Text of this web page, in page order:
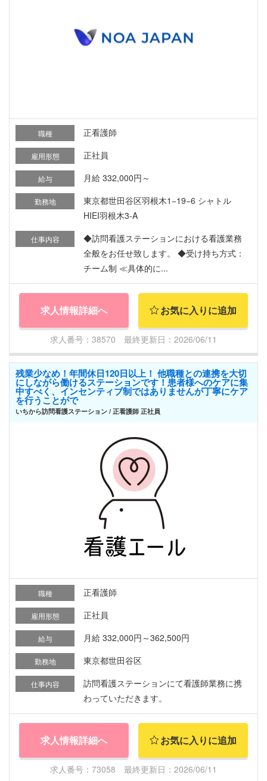
職種 正看護師
雇用形態 正社員
給与 月給 332,000円～
勤務地
東京都世田谷区羽根木1−19−6 シャトル
HIEI羽根木3-A
仕事内容
◆訪問看護ステーションにおける看護業務
全般をお任せ致します。 ◆受け持ち方式：
チーム制 ≪具体的に...
求人情報詳細へ お気に入りに追加
求人番号：38570 最終更新日：2026/06/11
残業少なめ！年間休日120日以上！ 他職種との連携を大切
にしながら働けるステーションです！患者様へのケアに集
中すべく、インセンティブ制ではありませんが丁寧にケア
を行うことがで
いちから訪問看護ステーション / 正看護師 正社員
職種 正看護師
雇用形態 正社員
給与 月給 332,000円～362,500円
勤務地 東京都世田谷区
仕事内容
訪問看護ステーションにて看護師業務に携
わっていただきます。
求人情報詳細へ お気に入りに追加
求人番号：73058 最終更新日：2026/06/11